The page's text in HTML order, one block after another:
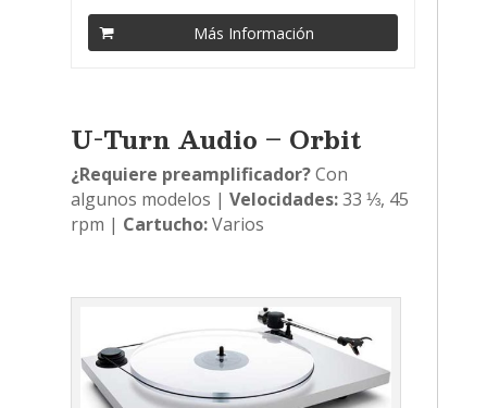
Más Información
U-Turn Audio – Orbit
¿Requiere preamplificador?Con
algunos modelos | Velocidades:33 ⅓, 45
rpm | Cartucho:Varios